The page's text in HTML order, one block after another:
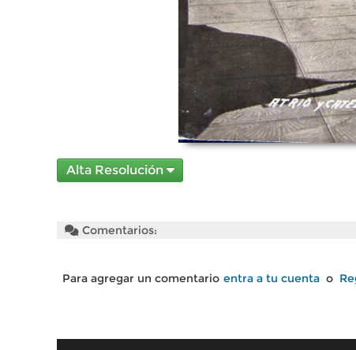
Alta Resolución
Comentarios:
Para agregar un comentario entra a tu cuenta o